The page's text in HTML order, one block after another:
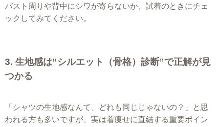
バスト周りや背中にシワが寄らないか、試着のときにチェ
ックしてみてください。
3. 生地感は“シルエット（骨格）診断”で正解が見
つかる
「シャツの生地感なんて、どれも同じじゃないの？」と思
われる方も多いですが、実は着痩せに直結する重要ポイン